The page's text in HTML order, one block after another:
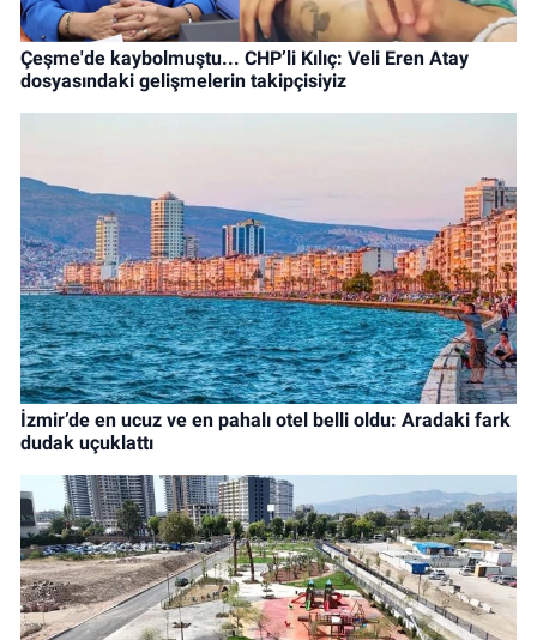
Çeşme'de kaybolmuştu... CHP’li Kılıç: Veli Eren Atay
dosyasındaki gelişmelerin takipçisiyiz
İzmir’de en ucuz ve en pahalı otel belli oldu: Aradaki fark
dudak uçuklattı